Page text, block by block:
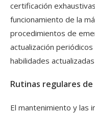
certificación
funcionamiento de la
procedimientos de
actualización
habilidades
Rutinas regulares
El mantenimiento y las